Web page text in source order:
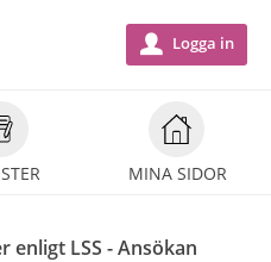
MINA SIDOR
u Logga in
enligt LSS - Ansökan